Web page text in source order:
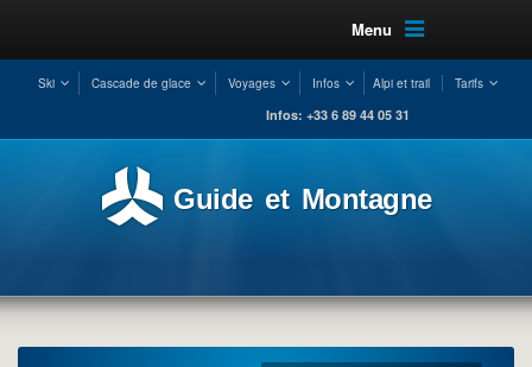
Menu
Ski Cascade de glace Voyages Infos Alpi et trail Tarifs
Infos: +33 6 89 44 05 31
Guide et Montagne